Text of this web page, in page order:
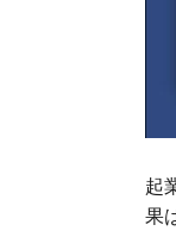
起
果